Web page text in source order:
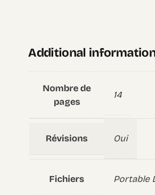
Additional
Nombre de
pages
14
Révisions Oui
Fichiers Portable